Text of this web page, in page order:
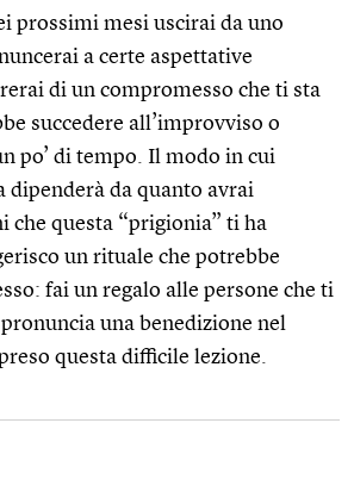
prossimi mesi uscirai da uno
a certe aspettative
di un compromesso che ti sta
succedere all’improvviso o
po’ di tempo. Il modo in cui
dipenderà da quanto avrai
che questa “prigionia” ti ha
un rituale che potrebbe
fai un regalo alle persone che ti
una benedizione nel
questa difficile lezione.